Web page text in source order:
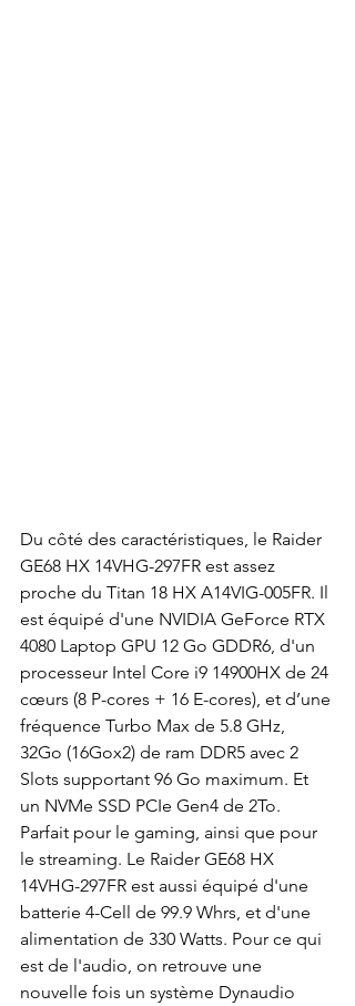
Du côté des caractéristiques, le Raider
GE68 HX 14VHG-297FR est assez
proche du Titan 18 HX A14VIG-005FR. Il
est équipé d'une NVIDIA GeForce RTX
4080 Laptop GPU 12 Go GDDR6, d'un
processeur Intel Core i9 14900HX de 24
cœurs (8 P-cores + 16 E-cores), et d’une
fréquence Turbo Max de 5.8 GHz,
32Go (16Gox2) de ram DDR5 avec 2
Slots supportant 96 Go maximum. Et
un NVMe SSD PCIe Gen4 de 2To.
Parfait pour le gaming, ainsi que pour
le streaming. Le Raider GE68 HX
14VHG-297FR est aussi équipé d'une
batterie 4-Cell de 99.9 Whrs, et d'une
alimentation de 330 Watts. Pour ce qui
est de l'audio, on retrouve une
nouvelle fois un système Dynaudio